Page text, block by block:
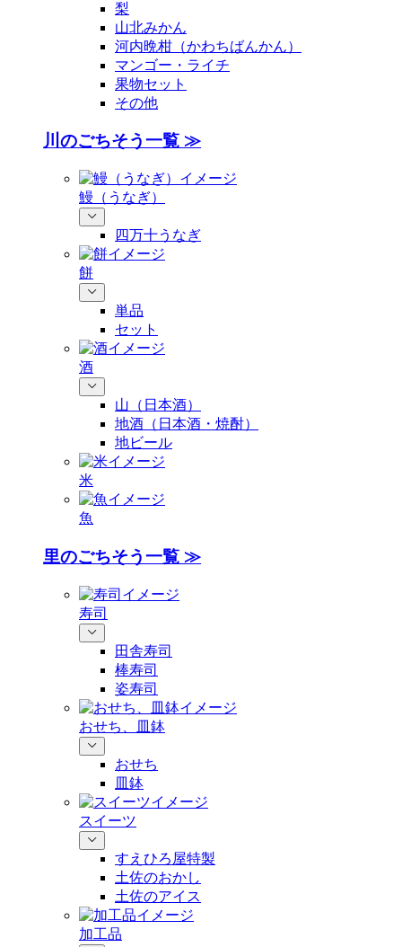
梨
山北みかん
河内晩柑（かわちばんかん）
マンゴー・ライチ
果物セット
その他
川のごちそう一覧 ≫
鰻（うなぎ）
四万十うなぎ
餅
単品
セット
酒
山（日本酒）
地酒（日本酒・焼酎）
地ビール
米
魚
里のごちそう一覧 ≫
寿司
田舎寿司
棒寿司
姿寿司
おせち、皿鉢
おせち
皿鉢
スイーツ
すえひろ屋特製
土佐のおかし
土佐のアイス
加工品